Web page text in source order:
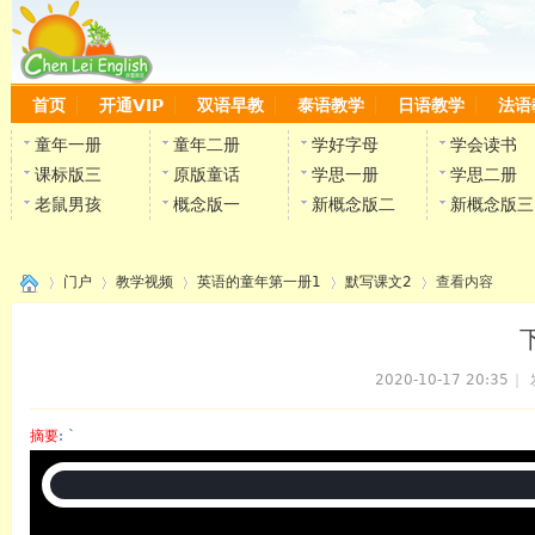
首页 开通VIP 双语早教 泰语教学 日语教学 法语
童年一册 童年二册 学好字母
学会读书
课标版三
原版童话 学思一册
学思二册
老鼠男孩
概念版一 新概念版二 新概念版三
陈雷
门户 教学视频 英语的童年第一册1 默写课文2
›
查看内容
2020-10-17 20:35
摘要: `